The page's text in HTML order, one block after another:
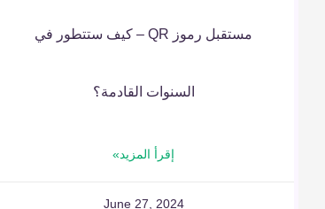
مستقبل رموز QR – كيف ستتطور في
السنوات القادمة؟
إقرأ المزيد»
June 27, 2024